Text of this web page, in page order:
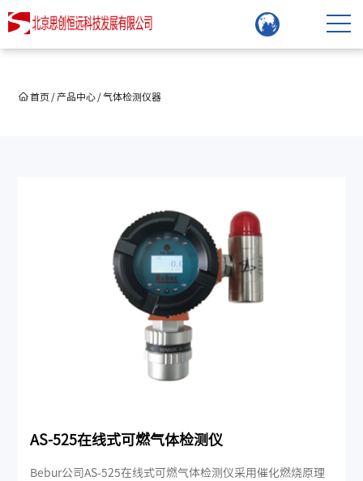
首页 / 产品中心 / 气体检测仪器
AS-525在线式可燃气体检测仪
Bebur公司AS-525在线式可燃气体检测仪采用催化燃烧原理